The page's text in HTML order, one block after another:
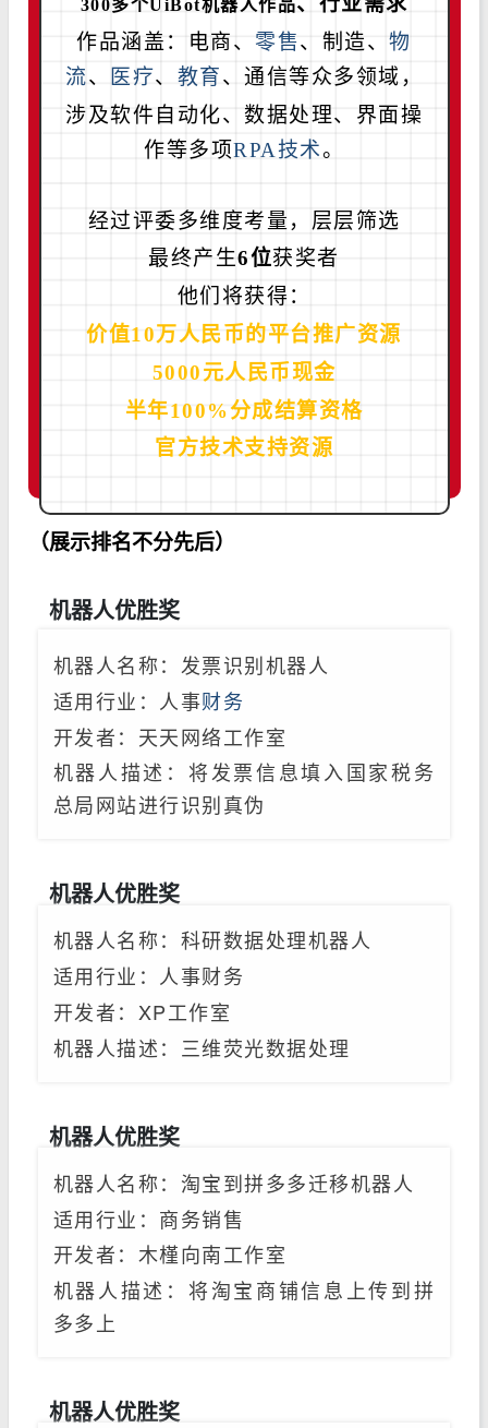
300多个UiBot机器人作品
作品涵盖：电商、 零售、制造、物
流、 医疗、 教育、通信等众多领域，
涉及软件自动化、数据处理、界面操
作等多项RPA技术。
经过评委多维度考量， 层层筛选
最终产生6位获奖者
他们将获得：
价值10万人民币的平台推广资源
5000元人民币现金
半年100%分成结算资格
官方技术支持资源
（展示排名不分先后）
机器人优胜奖
机器人名称：发票识别机器人
适用行业：人事财务
开发者：天天网络工作室
机器人描述：将发票信息填入国家税务
总局网站进行识别真伪
机器人优胜奖
机器人名称：科研数据处理机器人
适用行业：人事财务
开发者：XP工作室
机器人描述：三维荧光数据处理
机器人优胜奖
机器人名称：淘宝到拼多多迁移机器人
适用行业：商务销售
开发者：木槿向南工作室
机器人描述：将淘宝商铺信息上传到拼
多多上
机器人优胜奖